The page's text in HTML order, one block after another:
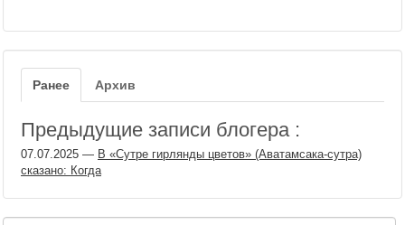
Ранее Архив
Предыдущие записи блогера :
07.07.2025 — В «Сутре гирлянды цветов» (Аватамсака-сутра)
сказано: Когда